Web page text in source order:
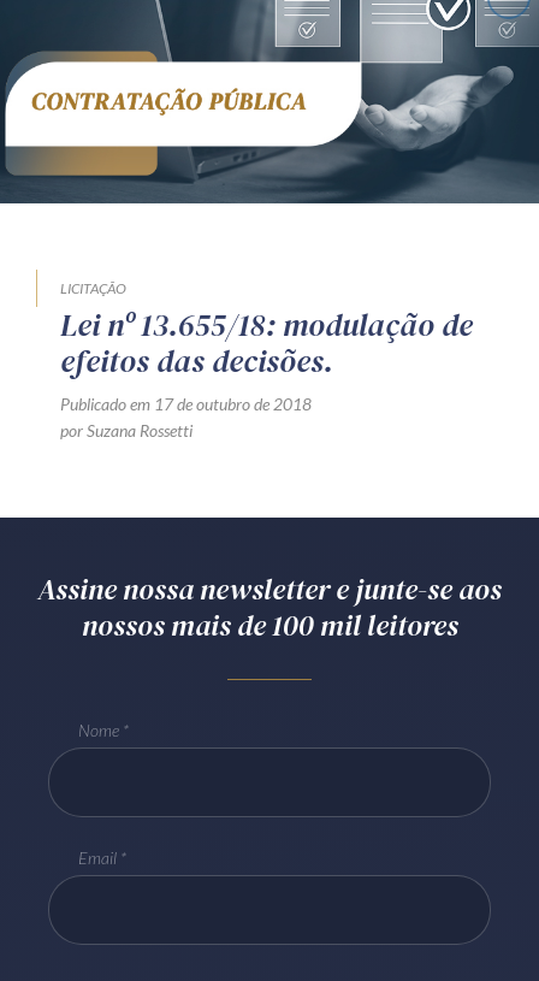
LICITAÇÃO
Lei nº 13.655/18: modulação de
efeitos das decisões.
Publicado em 17 de outubro de 2018
por Suzana Rossetti
Assine nossa newsletter e junte-se aos
nossos mais de 100 mil leitores
Nome
Email